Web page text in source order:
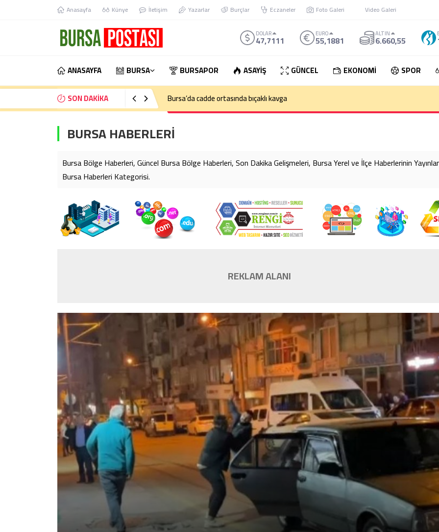
Anasayfa Künye İletişim Yazarlar Burçlar Eczaneler Foto Galeri Video Galeri
DOLAR
47,7111 EURO
55,1881 ALTIN
6.660,55
ANASAYFA BURSA BURSAPOR ASAYİŞ GÜNCEL EKONOMİ SPOR
SON DAKİKA
Bursa’da cadde ortasında bıçaklı kavga
BURSA HABERLERİ
Bursa Bölge Haberleri, Güncel Bursa Bölge Haberleri, Son Dakika Gelişmeleri, Bursa Yerel ve İlçe Haberlerinin
Bursa Haberleri Kategorisi.
REKLAM ALANI
Bursa’da cadde
kavga